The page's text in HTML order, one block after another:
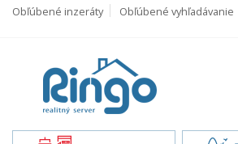
Obľúbené inzeráty Obľúbené vyhľadávanie